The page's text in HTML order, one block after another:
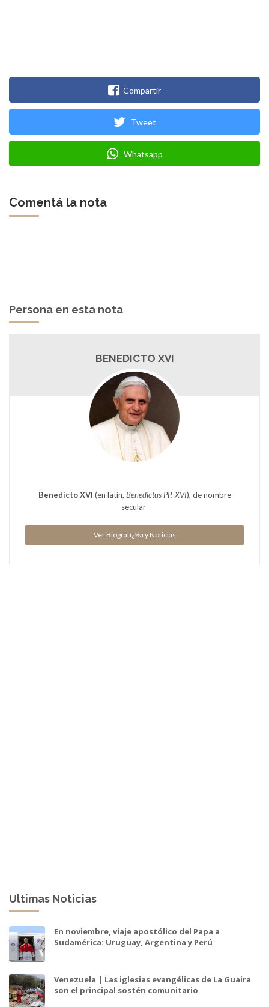
Compartir
Tweet
Whatsapp
Comentá la nota
Persona en esta nota
BENEDICTO XVI
Benedicto XVI (en latín, Benedictus PP. XVI), de nombre
secular
Ver Biografï¿½a y Noticias
Ultimas Noticias
En noviembre, viaje apostólico del Papa a
Sudamérica: Uruguay, Argentina y Perú
Venezuela | Las iglesias evangélicas de La Guaira
son el principal sostén comunitario